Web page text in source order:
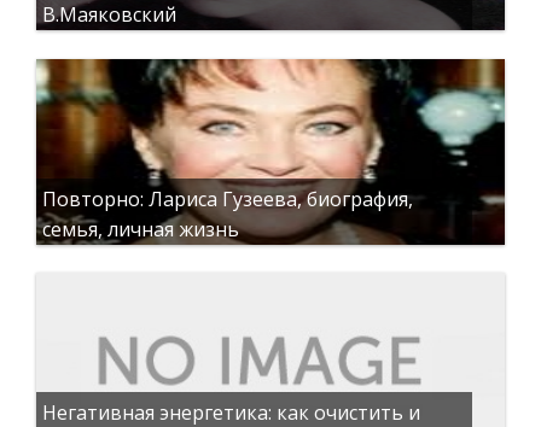
В.Маяковский
Повторно: Лариса Гузеева, биография,
семья, личная жизнь
Негативная энергетика: как очистить и